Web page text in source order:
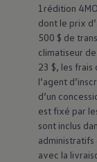
1rédition
dont le prix
500 $ de
climatiseur
23 $, les frais
l’agent
d’un
est fixé par
sont inclus
avec la